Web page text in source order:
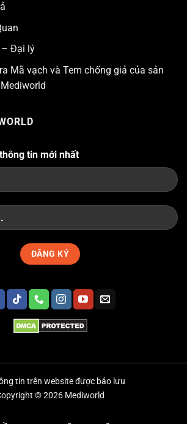
– Đại lý
Mã vạch và Tem chống giả của sản
tin mới nhất
tin trên website được bảo lưu
© 2026 Mediworld